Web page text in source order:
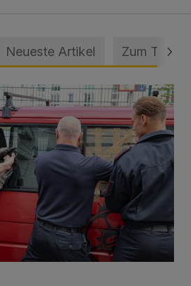
Neueste Artikel Zum Thema
aus verschlossenem VW Bulli